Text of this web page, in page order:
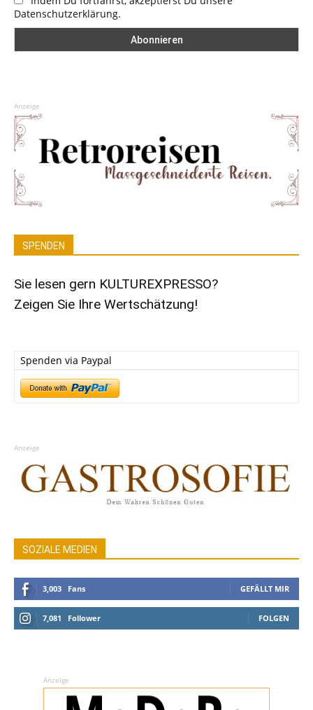
Datenschutzerklärung.
Anzeige
SPENDEN
Sie lesen gern KULTUREXPRESSO?
Zeigen Sie Ihre Wertschätzung!
Spenden via Paypal
Anzeige
SOZIALE MEDIEN
3,003 Fans GEFÄLLT MIR
7,081 Follower FOLGEN
Anzeige